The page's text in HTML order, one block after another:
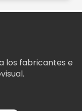
los fabricantes e